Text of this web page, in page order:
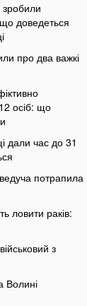
зробили
доведеться
про два важкі
осіб: що
дали час до 31
потрапила
ловити раків:
з
Волині